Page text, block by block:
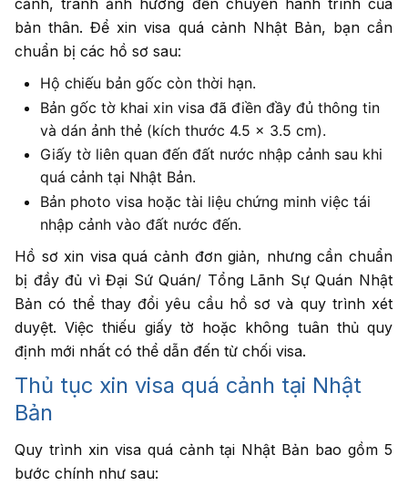
cảnh, tránh ảnh hưởng đến chuyến hành trình của
bản thân. Để xin visa quá cảnh Nhật Bản, bạn cần
chuẩn bị các hồ sơ sau:
Hộ chiếu bản gốc còn thời hạn.
Bản gốc tờ khai xin visa đã điền đầy đủ thông tin
và dán ảnh thẻ (kích thước 4.5 x 3.5 cm).
Giấy tờ liên quan đến đất nước nhập cảnh sau khi
quá cảnh tại Nhật Bản.
Bản photo visa hoặc tài liệu chứng minh việc tái
nhập cảnh vào đất nước đến.
Hồ sơ xin visa quá cảnh đơn giản, nhưng cần chuẩn
bị đầy đủ vì Đại Sứ Quán/ Tổng Lãnh Sự Quán Nhật
Bản có thể thay đổi yêu cầu hồ sơ và quy trình xét
duyệt. Việc thiếu giấy tờ hoặc không tuân thủ quy
định mới nhất có thể dẫn đến từ chối visa.
Thủ tục xin visa quá cảnh tại Nhật
Bản
Quy trình xin visa quá cảnh tại Nhật Bản bao gồm 5
bước chính như sau: